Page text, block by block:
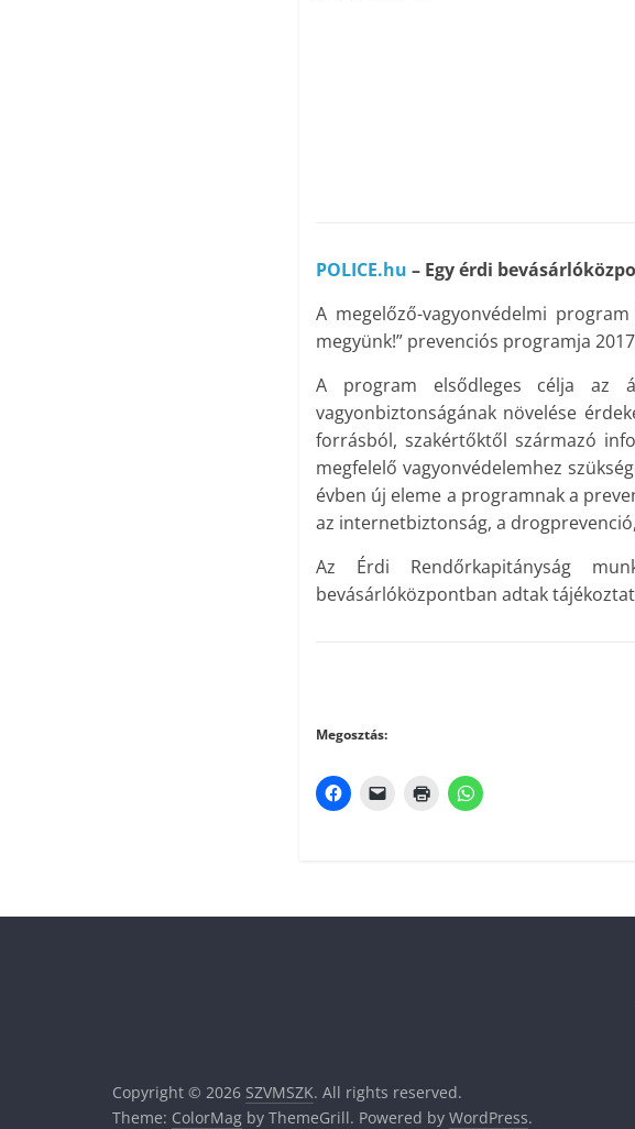
POLICE.hu – Egy érdi
A megelőző-vagyonvédelmi
megyünk!” prevenciós programja
A program elsődleges célja az
vagyonbiztonságának növelése
forrásból, szakértőktől származó
megfelelő vagyonvédelemhez
évben új eleme a programnak a
az internetbiztonság, a
Az Érdi Rendőrkapitányság
bevásárlóközpontban adtak
Megosztás:
Copyright © 2026 SZVMSZK. All rights reserved.
Theme: ColorMag by ThemeGrill. Powered by WordPress.